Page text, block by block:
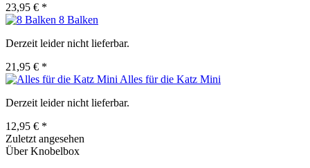
23,95 € *
8 Balken
Derzeit leider nicht lieferbar.
21,95 € *
Alles für die Katz Mini
Derzeit leider nicht lieferbar.
12,95 € *
Zuletzt angesehen
Über Knobelbox